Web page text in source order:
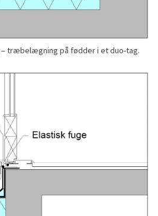
– træbelægning på fødder i et duo-tag.